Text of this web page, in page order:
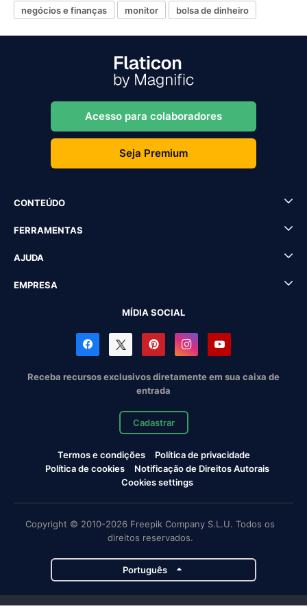
negócios e finanças monitor bolsa de dinheiro
Acesso para colaboradores
Seja Premium
CONTEÚDO
FERRAMENTAS
AJUDA
EMPRESA
MÍDIA SOCIAL
Receba recursos exclusivos diretamente em sua caixa de
entrada
Cadastrar
Termos e condições
Política de privacidade
Política de cookies
Notificação de Direitos Autorais
Cookies settings
Copyright © 2010-2026 Freepik Company S.L.U. Todos os
direitos reservados.
Português